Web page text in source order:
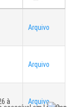
Arquivo
Arquivo
à
Arquivo